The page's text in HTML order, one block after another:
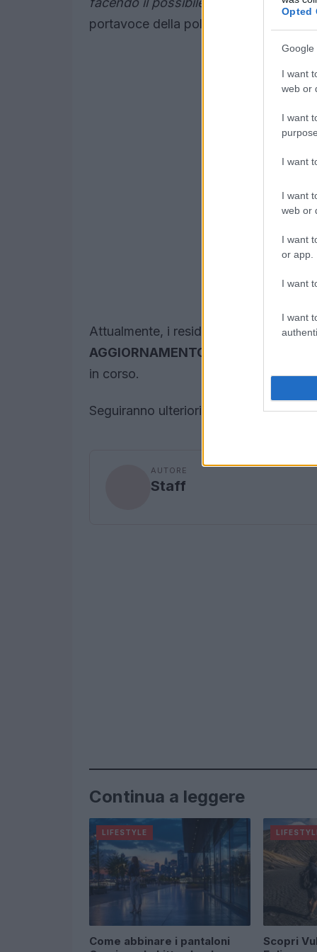
Opted
Google
I want
web or
I want
I want
I want
web or
I want
or app.
I want
I want
portavoce della polizia.
Attualmente, i residenti sono stati
AGGIORNAMENTO ORE 16:00:
in corso.
Seguiranno ulteriori aggiornamenti.
AUTORE
Staff
Continua a leggere
LIFESTYLE
Come abbinare i pantaloni
Scopri